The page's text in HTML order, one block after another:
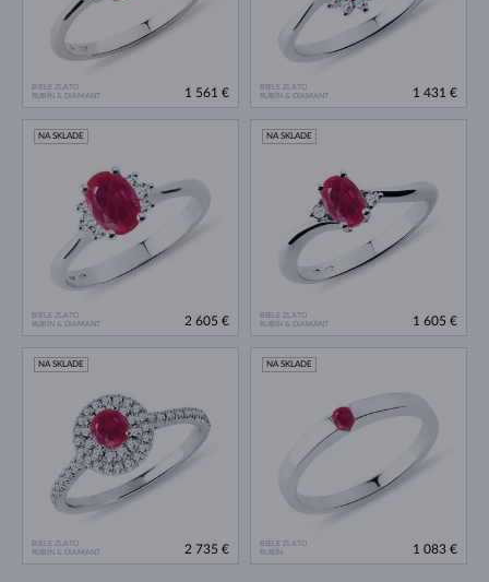
BIELE ZLATO
RUBÍN & DIAMANT
1 561 €
BIELE ZLATO
RUBÍN & DIAMANT
1 431 €
BIELE ZLATO
RUBÍN & DIAMANT
NA SKLADE
2 605 €
BIELE ZLATO
RUBÍN & DIAMANT
NA SKLADE
1 605 €
BIELE ZLATO
RUBÍN & DIAMANT
NA SKLADE
2 735 €
BIELE ZLATO
RUBÍN
NA SKLADE
1 083 €